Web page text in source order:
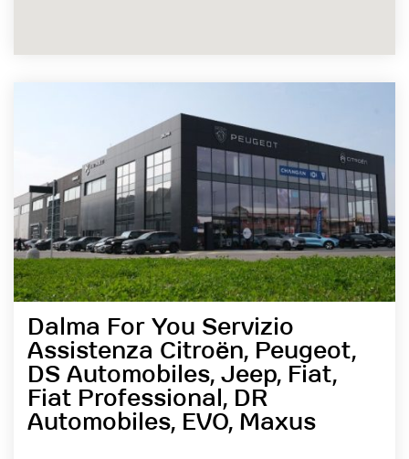
Dalma For You Servizio
Assistenza Citroën, Peugeot,
DS Automobiles, Jeep, Fiat,
Fiat Professional, DR
Automobiles, EVO, Maxus